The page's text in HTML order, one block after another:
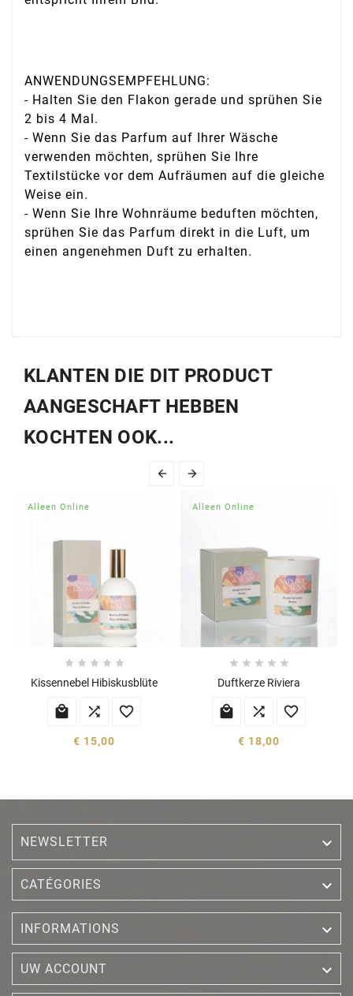
ANWENDUNGSEMPFEHLUNG:
- Halten Sie den Flakon gerade und sprühen Sie
2 bis 4 Mal.
- Wenn Sie das Parfum auf Ihrer Wäsche
verwenden möchten, sprühen Sie Ihre
Textilstücke vor dem Aufräumen auf die gleiche
Weise ein.
- Wenn Sie Ihre Wohnräume beduften möchten,
sprühen Sie das Parfum direkt in die Luft, um
einen angenehmen Duft zu erhalten.
KLANTEN DIE DIT PRODUCT
AANGESCHAFT HEBBEN
KOCHTEN OOK...
 
Alleen Online
    
Kissennebel Hibiskusblüte
  
€ 15,00
Alleen Online
    
Duftkerze Riviera
  
€ 18,00
NEWSLETTER 
CATÉGORIES 
INFORMATIONS 
UW ACCOUNT 